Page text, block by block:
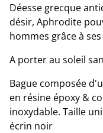
Déesse grecque
désir, Aphrodite
hommes grâce à
A porter au soleil
Bague composée
en résine époxy &
inoxydable. Taille
écrin noir